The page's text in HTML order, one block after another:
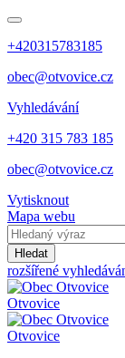
+420315783185
obec@otvovice.cz
Vyhledávání
+420 315 783 185
obec@otvovice.cz
Vytisknout
Mapa webu
Hledat
rozšířené
Otvovice
Otvovice